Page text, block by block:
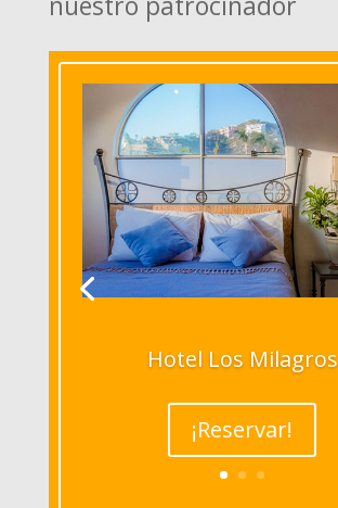
Hotel Los Milagros
¡Reservar!